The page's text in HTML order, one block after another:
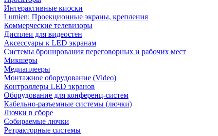
Интерактивные киоски
Lumien: Проекционные экраны, крепления
Коммерческие телевизоры
Дисплеи для видеостен
Аксессуары к LED экранам
Системы бронирования переговорных и рабочих мест
Микшеры
Медиаплееры
Монтажное оборудование (Video)
Контроллеры LED экранов
Оборудование для конференц-систем
Кабельно-разъемные системы (лючки)
Лючки в сборе
Собираемые лючки
Ретракторные системы